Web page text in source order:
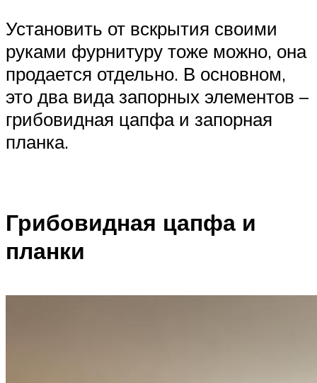
Установить от вскрытия своими
руками фурнитуру тоже можно, она
продается отдельно. В основном,
это два вида запорных элементов –
грибовидная цапфа и запорная
планка.
Грибовидная цапфа и
планки